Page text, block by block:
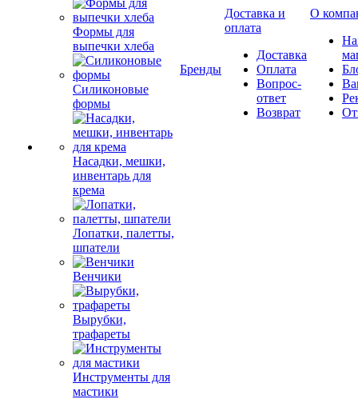
Формы для
выпечки хлеба
Силиконовые
формы
Насадки, мешки,
инвентарь для
крема
Лопатки, палетты,
шпатели
Венчики
Вырубки,
трафареты
Инструменты для
мастики
Бренды
Доставка и
оплата
Доставка
Оплата
Вопрос-
ответ
Возврат
О